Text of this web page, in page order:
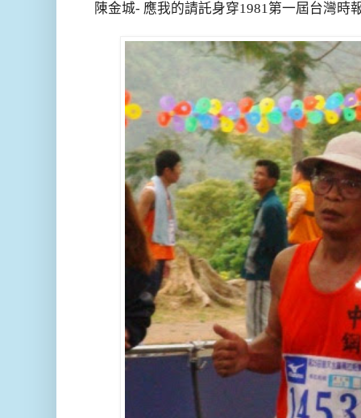
陳金城- 應我的請託身穿1981第一屆台灣時